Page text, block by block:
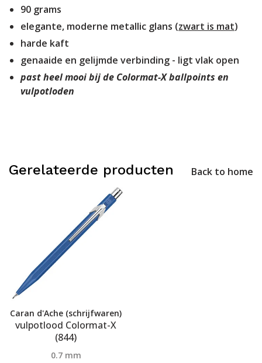
90 grams
elegante, moderne metallic glans (zwart is mat)
harde kaft
genaaide en gelijmde verbinding - ligt vlak open
past heel mooi bij de Colormat-Xballpoints en
vulpotloden
Gerelateerde producten Back to home
Caran d'Ache (schrijfwaren)
vulpotlood Colormat-X
(844)
0.7 mm